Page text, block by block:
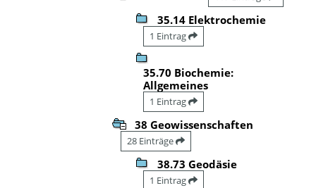
35.14 Elektrochemie
1 Eintrag
35.70 Biochemie:
Allgemeines
1 Eintrag
38 Geowissenschaften
28 Einträge
38.73 Geodäsie
1 Eintrag